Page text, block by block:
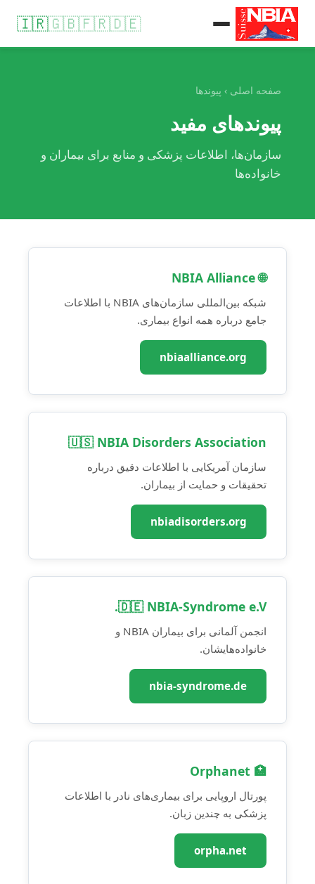
🇩🇪
🇫🇷
🇬🇧
🇮🇷
صفحه اصلی › پیوندها
پیوندهای مفید
سازمان‌ها، اطلاعات پزشکی و منابع برای بیماران و
خانواده‌ها
🌐 NBIA Alliance
شبکه بین‌المللی سازمان‌های NBIA با اطلاعات
جامع درباره همه انواع بیماری.
nbiaalliance.org
🇺🇸 NBIA Disorders Association
سازمان آمریکایی با اطلاعات دقیق درباره
تحقیقات و حمایت از بیماران.
nbiadisorders.org
🇩🇪 NBIA-Syndrome e.V.
انجمن آلمانی برای بیماران NBIA و
خانواده‌هایشان.
nbia-syndrome.de
🏥 Orphanet
پورتال اروپایی برای بیماری‌های نادر با اطلاعات
پزشکی به چندین زبان.
orpha.net